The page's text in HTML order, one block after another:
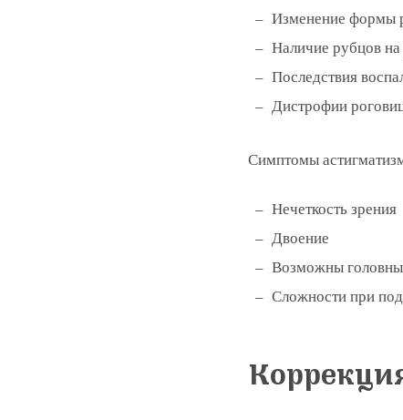
Изменение формы
Наличие рубцов на
Последствия
Дистрофии
Симптомы
Нечеткость зрения
Двоение
Возможны
Сложности при
Оставить
Подать